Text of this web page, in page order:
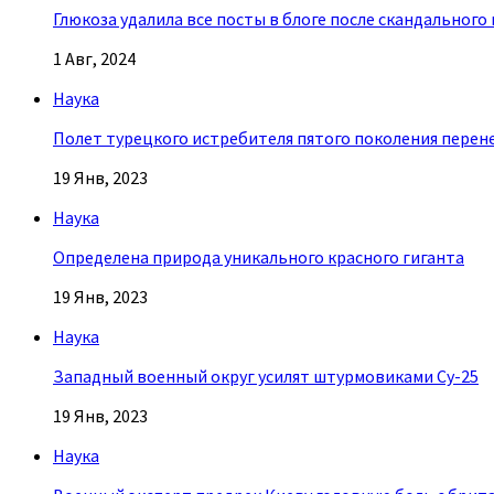
Глюкоза удалила все посты в блоге после
1 Авг, 2024
Наука
Полет турецкого истребителя пятого поколения
19 Янв, 2023
Наука
Определена природа уникального красного гиганта
19 Янв, 2023
Наука
Западный военный округ усилят штурмовиками Су-25
19 Янв, 2023
Наука